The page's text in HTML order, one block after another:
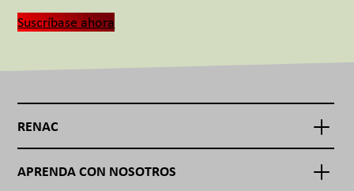
Suscríbase ahora
RENAC
APRENDA CON NOSOTROS